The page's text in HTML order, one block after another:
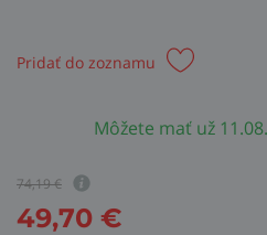
Pridať do zoznamu
Môžete mať už
74,19€
49,70 €